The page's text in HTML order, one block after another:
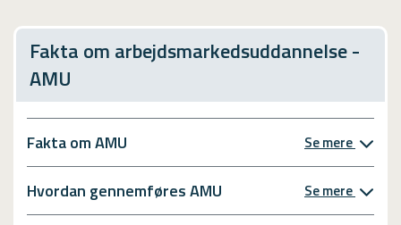
Fakta om arbejdsmarkedsuddannelse -
AMU
Fakta om AMU Se mere
Hvordan gennemføres AMU Se mere